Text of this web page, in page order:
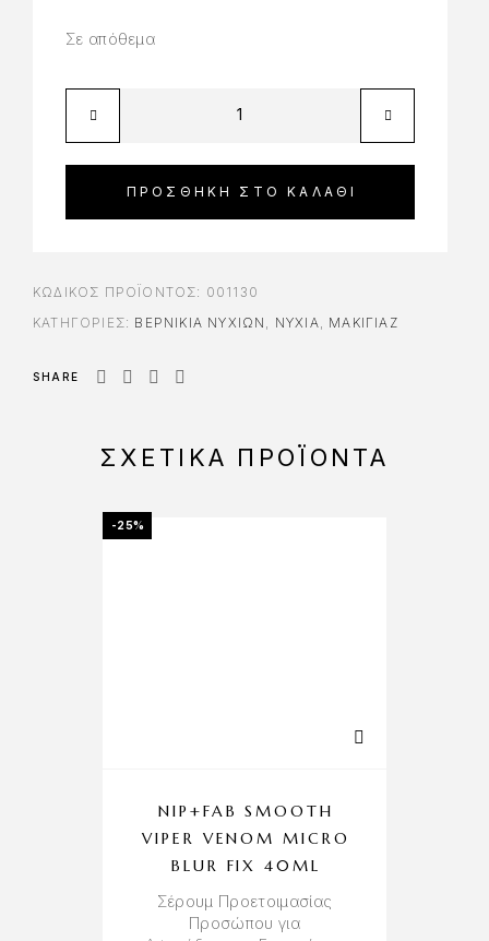
Σε απόθεμα
ΠΡΟΣΘΉΚΗ ΣΤΟ ΚΑΛΆΘΙ
ΚΩΔΙΚΌΣ ΠΡΟΪΌΝΤΟΣ: 001130
ΚΑΤΗΓΟΡΊΕΣ: ΒΕΡΝΊΚΙΑ ΝΥΧΙΏΝ ΝΎΧΙΑ ΜΑΚΙΓΙΑΖ
SHARE
ΣΧΕΤΙΚΆ ΠΡΟΪΌΝΤΑ
-25%
NIP+FAB SMOOTH
VIPER VENOM MICRO
BLUR FIX 40ML
Σέρουμ Προετοιμασίας
Προσώπου για